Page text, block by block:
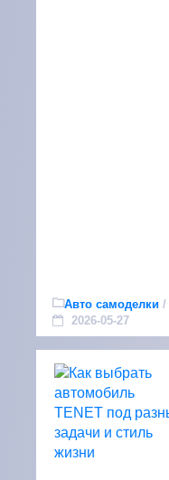
Авто самоделки /
2026-05-27